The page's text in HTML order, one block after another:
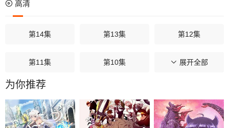
高清
第14集 第13集 第12集
第11集 第10集 第09集
第08集
第05集 第04集 第03集
展开全部
为你推荐